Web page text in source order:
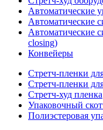
Автоматические
Автоматические
Автоматические
closing)
Конвейеры
Стретч-пленки
Стретч-пленки
Стретч-худ пленка
Упаковочный
Полиэстеровая